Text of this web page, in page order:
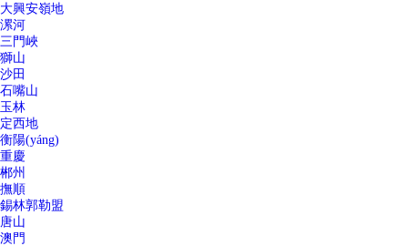
大興安嶺地
漯河
三門峽
獅山
沙田
石嘴山
玉林
定西地
衡陽(yáng)
重慶
郴州
撫順
錫林郭勒盟
唐山
澳門